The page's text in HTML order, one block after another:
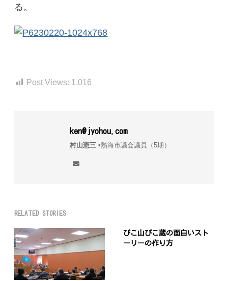
る。
Post Views: 1,016
ken@jyohou.com
村山憲三▪︎熱海市議会議員（5期）
RELATED STORIES
ぴこ山ぴこ蔵の面白いスト
ーリーの作り方